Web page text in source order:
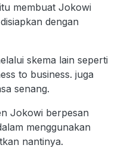
membuat Jokowi
dengan
skema lain seperti
to business. juga
senang.
Jokowi berpesan
menggunakan
nantinya.